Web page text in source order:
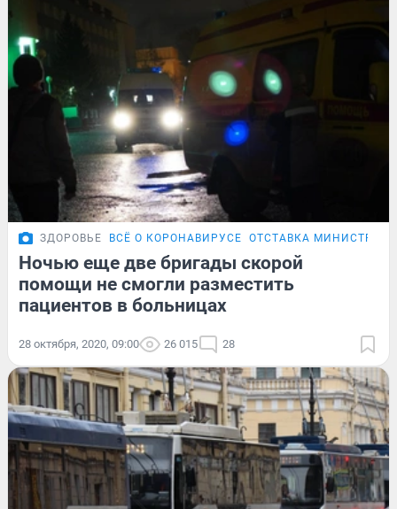
ЗДОРОВЬЕ ВСЁ О КОРОНАВИРУСЕ ОТСТАВКА МИНИСТРА
Ночью еще две бригады скорой
помощи не смогли разместить
пациентов в больницах
28 октября, 2020, 09:00 26 015 28